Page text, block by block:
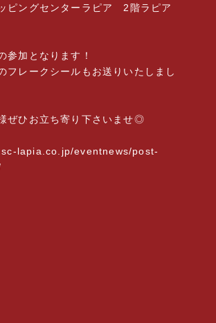
ピングセンターラピア 2階ラピア
参加となります！
フレークシールもお送りいたしまし
ぜひお立ち寄り下さいませ◎
lapia.co.jp/eventnews/post-